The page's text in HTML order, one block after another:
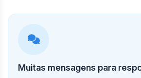
Muitas mensagens para